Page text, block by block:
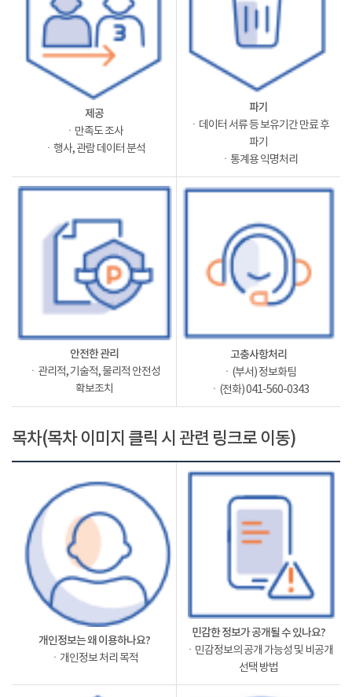
제공
ㆍ만족도 조사
ㆍ행사, 관람 데이터 분석
파기
ㆍ데이터 서류 등 보유기간 만료 후
파기
ㆍ통계용 익명처리
안전한 관리
ㆍ관리적, 기술적, 물리적 안전성
확보조치
고충사항처리
ㆍ(부서) 정보화팀
ㆍ(전화) 041-560-0343
목차(목차 이미지 클릭 시 관련 링크로 이동)
개인정보는 왜 이용하나요?
ㆍ개인정보 처리 목적
민감한 정보가 공개될 수 있나요?
ㆍ민감정보의 공개 가능성 및 비공개
선택 방법